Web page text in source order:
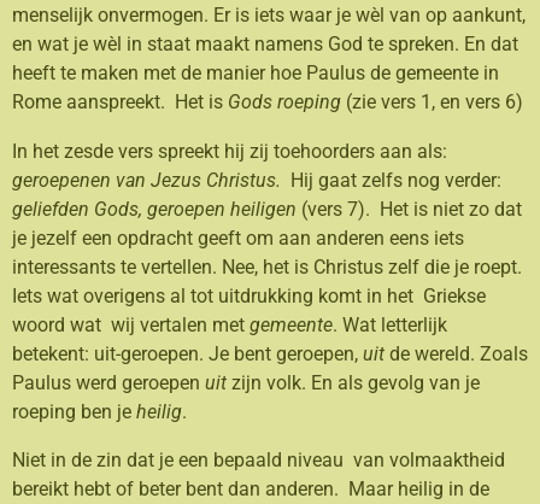
menselijk onvermogen. Er is iets waar je wèl van op aankunt,
en wat je wèl in staat maakt namens God te spreken. En dat
heeft te maken met de manier hoe Paulus de gemeente in
Rome aanspreekt. Het is Gods roeping (zie vers 1, en vers 6)
In het zesde vers spreekt hij zij toehoorders aan als:
geroepenen van Jezus Christus. Hij gaat zelfs nog verder:
geliefden Gods, geroepen heiligen (vers 7). Het is niet zo dat
je jezelf een opdracht geeft om aan anderen eens iets
interessants te vertellen. Nee, het is Christus zelf die je roept.
Iets wat overigens al tot uitdrukking komt in het Griekse
woord wat wij vertalen met gemeente. Wat letterlijk
betekent: uit-geroepen. Je bent geroepen, uit de wereld. Zoals
Paulus werd geroepen uit zijn volk. En als gevolg van je
roeping ben je heilig.
Niet in de zin dat je een bepaald niveau van volmaaktheid
bereikt hebt of beter bent dan anderen. Maar heilig in de